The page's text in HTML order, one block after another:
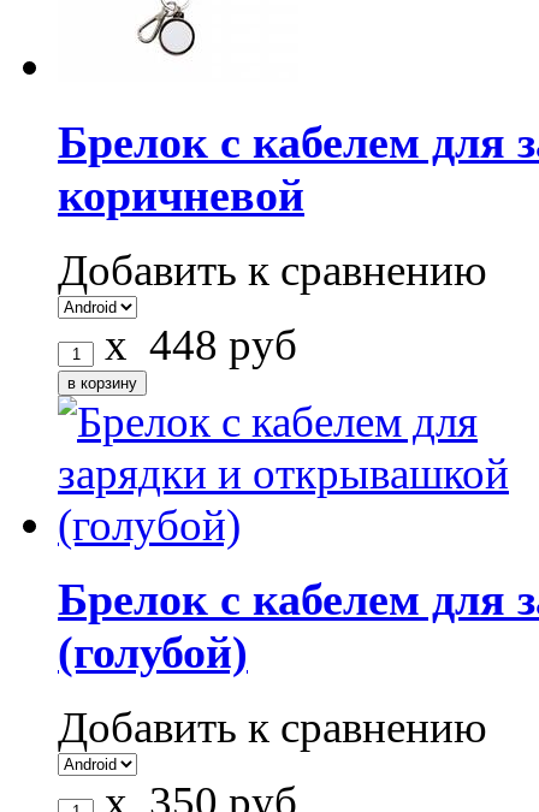
Брелок с кабелем для
коричневой
Добавить к сравнению
x 448 руб
Брелок с кабелем для
(голубой)
Добавить к сравнению
x 350 руб